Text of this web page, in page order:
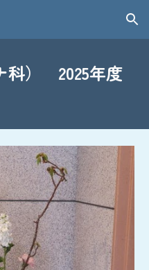
Skip to navigation
科） 2025年度